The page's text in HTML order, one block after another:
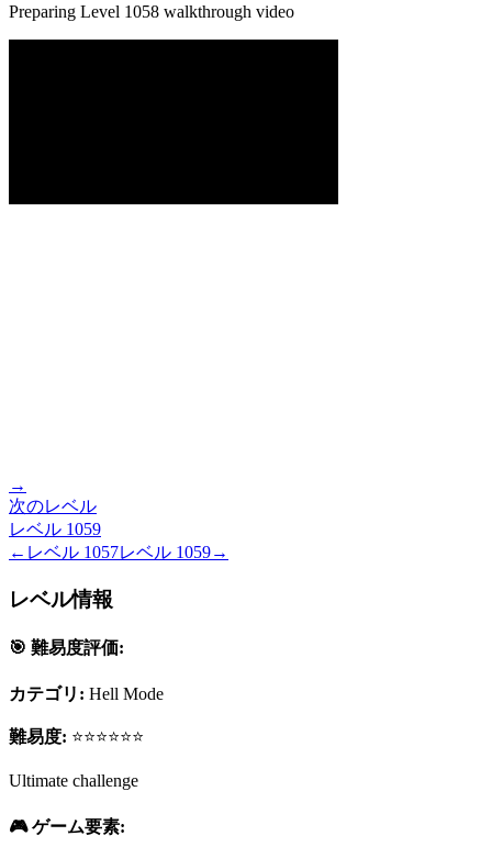
Preparing Level 1058 walkthrough video
→
次のレベル
レベル 1059
← レベル 1057レベル 1059→
レベル情報
🎯 難易度評価:
カテゴリ: Hell Mode
難易度: ⭐⭐⭐⭐⭐⭐
Ultimate challenge
🎮 ゲーム要素: